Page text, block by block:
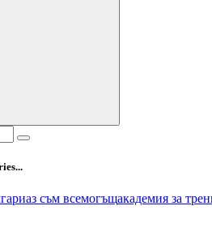
аз съм всемогъщакадемия за